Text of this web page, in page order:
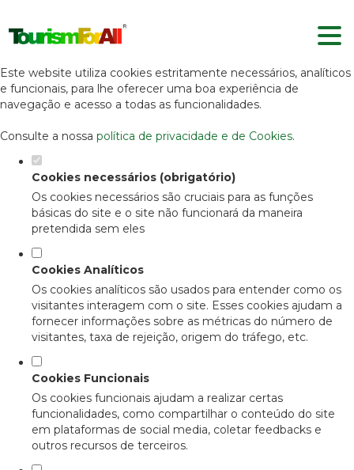
Defina as suas preferências de
cookies para este website.
Este website utiliza cookies estritamente necessários, analíticos
e funcionais, para lhe oferecer uma boa experiência de
navegação e acesso a todas as funcionalidades.
Consulte a nossa política de privacidade e de Cookies.
Cookies necessários (obrigatório)
Os cookies necessários são cruciais para as funções
básicas do site e o site não funcionará da maneira
pretendida sem eles
Cookies Analíticos
Os cookies analíticos são usados para entender como os
visitantes interagem com o site. Esses cookies ajudam a
fornecer informações sobre as métricas do número de
visitantes, taxa de rejeição, origem do tráfego, etc.
Cookies Funcionais
Os cookies funcionais ajudam a realizar certas
funcionalidades, como compartilhar o conteúdo do site
em plataformas de social media, coletar feedbacks e
outros recursos de terceiros.